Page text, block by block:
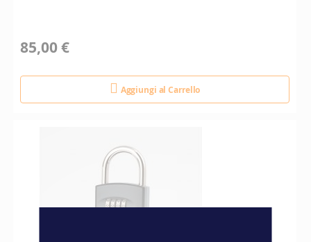
85,00 €
Aggiungi al Carrello